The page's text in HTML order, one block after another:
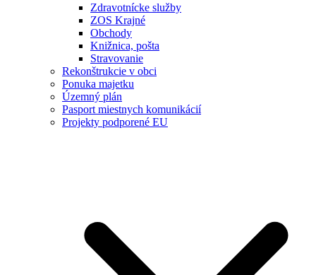
Zdravotnícke služby
ZOS Krajné
Obchody
Knižnica, pošta
Stravovanie
Rekonštrukcie v obci
Ponuka majetku
Územný plán
Pasport miestnych komunikácií
Projekty podporené EU